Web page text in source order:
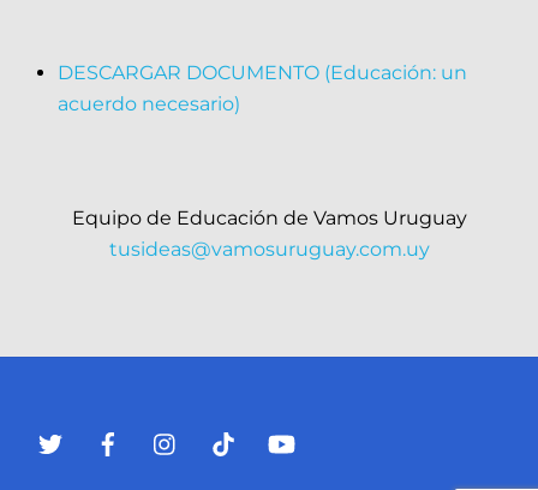
DESCARGAR DOCUMENTO (Educación: un
acuerdo necesario)
Equipo de Educación de Vamos Uruguay
tusideas@vamosuruguay.com.uy